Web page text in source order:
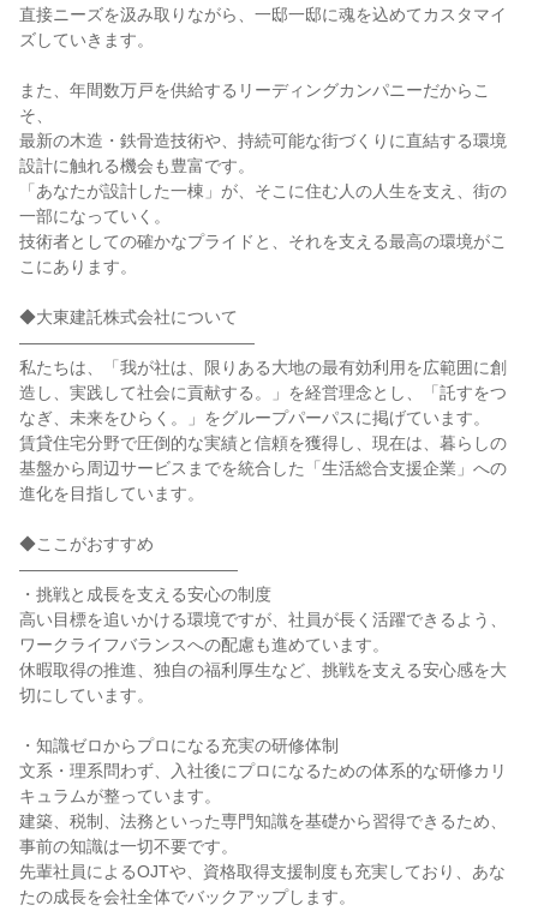
直接ニーズを汲み取りながら、一邸一邸に魂を込めてカスタマイ
ズしていきます。
また、年間数万戸を供給するリーディングカンパニーだからこ
そ、
最新の木造・鉄骨造技術や、持続可能な街づくりに直結する環境
設計に触れる機会も豊富です。
「あなたが設計した一棟」が、そこに住む人の人生を支え、街の
一部になっていく。
技術者としての確かなプライドと、それを支える最高の環境がこ
こにあります。
◆大東建託株式会社について
――――――――――――――
私たちは、「我が社は、限りある大地の最有効利用を広範囲に創
造し、実践して社会に貢献する。」を経営理念とし、「託すをつ
なぎ、未来をひらく。」をグループパーパスに掲げています。
賃貸住宅分野で圧倒的な実績と信頼を獲得し、現在は、暮らしの
基盤から周辺サービスまでを統合した「生活総合支援企業」への
進化を目指しています。
◆ここがおすすめ
―――――――――――――
・挑戦と成長を支える安心の制度
高い目標を追いかける環境ですが、社員が長く活躍できるよう、
ワークライフバランスへの配慮も進めています。
休暇取得の推進、独自の福利厚生など、挑戦を支える安心感を大
切にしています。
・知識ゼロからプロになる充実の研修体制
文系・理系問わず、入社後にプロになるための体系的な研修カリ
キュラムが整っています。
建築、税制、法務といった専門知識を基礎から習得できるため、
事前の知識は一切不要です。
先輩社員によるOJTや、資格取得支援制度も充実しており、あな
たの成長を会社全体でバックアップします。